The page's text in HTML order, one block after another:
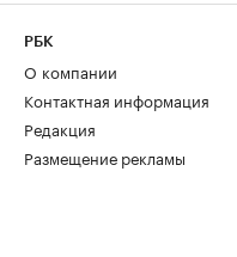
РБК
О компании
Контактная информация
Редакция
Размещение рекламы